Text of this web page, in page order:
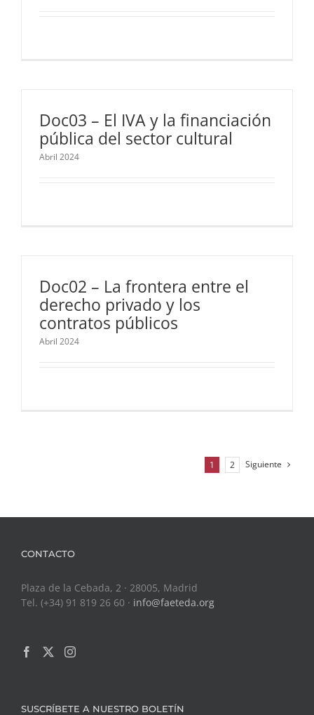
Doc03 – El IVA y la financiación
pública del sector cultural
Abril 2024
Doc02 – La frontera entre el
derecho privado y los
contratos públicos
Abril 2024
1 2 Siguiente
CONTACTO
Plaza de la Cebada, 2 · 28005, Madrid
Tel. (+34) 91 819 26 60 · info@faeteda.org
SUSCRÍBETE A NUESTRO BOLETÍN